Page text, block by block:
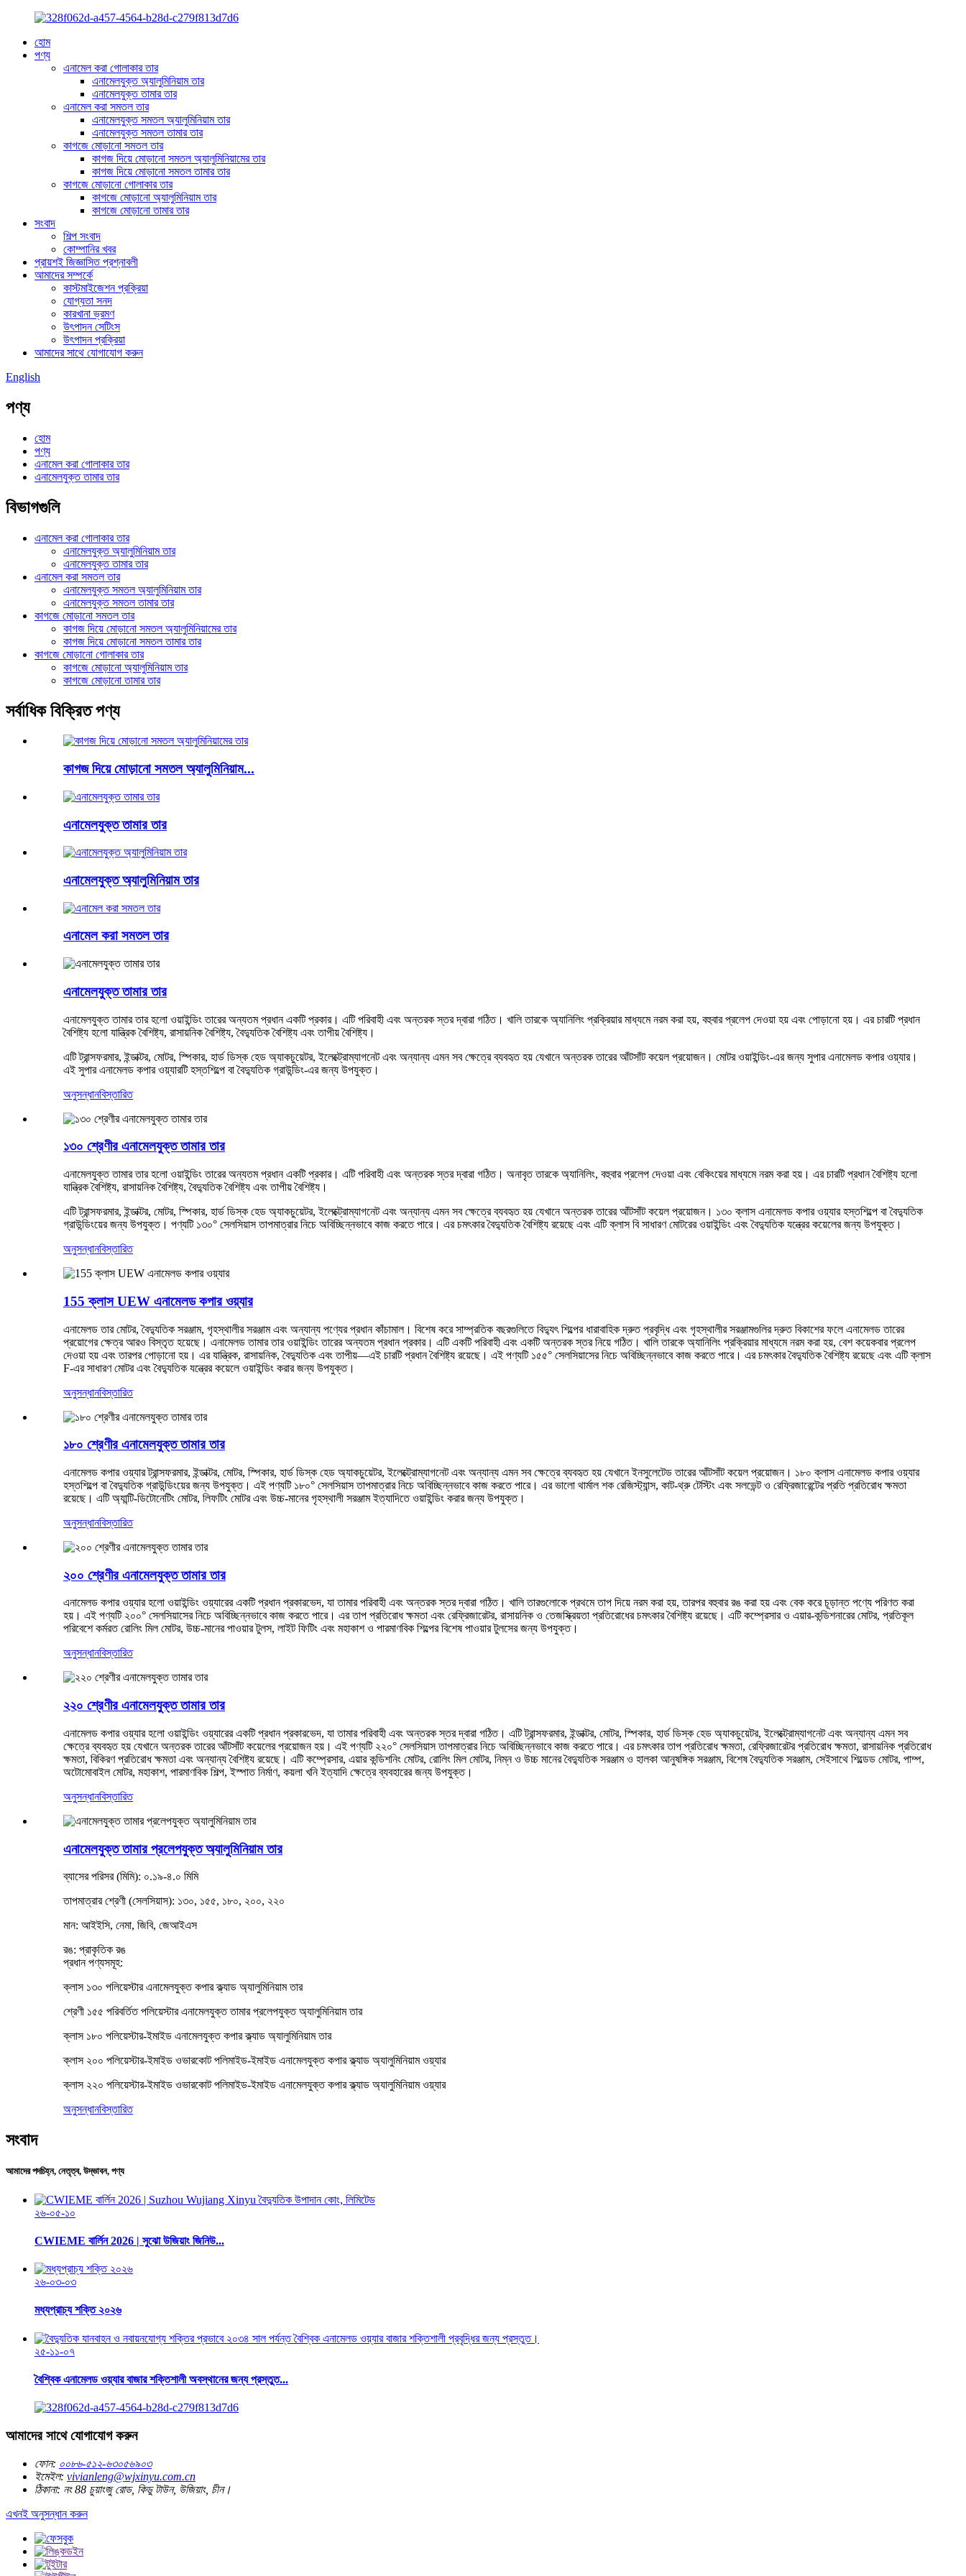
হোম
পণ্য
এনামেল করা গোলাকার তার
এনামেলযুক্ত অ্যালুমিনিয়াম তার
এনামেলযুক্ত তামার তার
এনামেল করা সমতল তার
এনামেলযুক্ত সমতল অ্যালুমিনিয়াম তার
এনামেলযুক্ত সমতল তামার তার
কাগজে মোড়ানো সমতল তার
কাগজ দিয়ে মোড়ানো সমতল অ্যালুমিনিয়ামের তার
কাগজ দিয়ে মোড়ানো সমতল তামার তার
কাগজে মোড়ানো গোলাকার তার
কাগজে মোড়ানো অ্যালুমিনিয়াম তার
কাগজে মোড়ানো তামার তার
সংবাদ
শিল্প সংবাদ
কোম্পানির খবর
প্রায়শই জিজ্ঞাসিত প্রশ্নাবলী
আমাদের সম্পর্কে
কাস্টমাইজেশন প্রক্রিয়া
যোগ্যতা সনদ
কারখানা ভ্রমণ
উৎপাদন সেটিংস
উৎপাদন প্রক্রিয়া
আমাদের সাথে যোগাযোগ করুন
English
পণ্য
হোম
পণ্য
এনামেল করা গোলাকার তার
এনামেলযুক্ত তামার তার
বিভাগগুলি
এনামেল করা গোলাকার তার
এনামেলযুক্ত অ্যালুমিনিয়াম তার
এনামেলযুক্ত তামার তার
এনামেল করা সমতল তার
এনামেলযুক্ত সমতল অ্যালুমিনিয়াম তার
এনামেলযুক্ত সমতল তামার তার
কাগজে মোড়ানো সমতল তার
কাগজ দিয়ে মোড়ানো সমতল অ্যালুমিনিয়ামের তার
কাগজ দিয়ে মোড়ানো সমতল তামার তার
কাগজে মোড়ানো গোলাকার তার
কাগজে মোড়ানো অ্যালুমিনিয়াম তার
কাগজে মোড়ানো তামার তার
সর্বাধিক বিক্রিত পণ্য
কাগজ দিয়ে মোড়ানো সমতল অ্যালুমিনিয়াম...
এনামেলযুক্ত তামার তার
এনামেলযুক্ত অ্যালুমিনিয়াম তার
এনামেল করা সমতল তার
এনামেলযুক্ত তামার তার
এনামেলযুক্ত তামার তার হলো ওয়াইন্ডিং তারের অন্যতম প্রধান একটি প্রকার। এটি পরিবাহী এবং অন্তরক স্তর দ্বারা গঠিত। খালি তারকে অ্যানিলিং প্রক্রিয়ার মাধ্যমে নরম করা হয়, বহুবার প্রলেপ দেওয়া হয় এবং পোড়ানো হয়। এর চারটি প্রধান
বৈশিষ্ট্য হলো যান্ত্রিক বৈশিষ্ট্য, রাসায়নিক বৈশিষ্ট্য, বৈদ্যুতিক বৈশিষ্ট্য এবং তাপীয় বৈশিষ্ট্য।
এটি ট্রান্সফরমার, ইন্ডাক্টর, মোটর, স্পিকার, হার্ড ডিস্ক হেড অ্যাকচুয়েটর, ইলেক্ট্রোম্যাগনেট এবং অন্যান্য এমন সব ক্ষেত্রে ব্যবহৃত হয় যেখানে অন্তরক তারের আঁটসাঁট কয়েল প্রয়োজন। মোটর ওয়াইন্ডিং-এর জন্য সুপার এনামেলড কপার ওয়্যার।
এই সুপার এনামেলড কপার ওয়্যারটি হস্তশিল্পে বা বৈদ্যুতিক গ্রাউন্ডিং-এর জন্য উপযুক্ত।
অনুসন্ধানবিস্তারিত
১৩০ শ্রেণীর এনামেলযুক্ত তামার তার
এনামেলযুক্ত তামার তার হলো ওয়াইন্ডিং তারের অন্যতম প্রধান একটি প্রকার। এটি পরিবাহী এবং অন্তরক স্তর দ্বারা গঠিত। অনাবৃত তারকে অ্যানিলিং, বহুবার প্রলেপ দেওয়া এবং বেকিংয়ের মাধ্যমে নরম করা হয়। এর চারটি প্রধান বৈশিষ্ট্য হলো
যান্ত্রিক বৈশিষ্ট্য, রাসায়নিক বৈশিষ্ট্য, বৈদ্যুতিক বৈশিষ্ট্য এবং তাপীয় বৈশিষ্ট্য।
এটি ট্রান্সফরমার, ইন্ডাক্টর, মোটর, স্পিকার, হার্ড ডিস্ক হেড অ্যাকচুয়েটর, ইলেক্ট্রোম্যাগনেট এবং অন্যান্য এমন সব ক্ষেত্রে ব্যবহৃত হয় যেখানে অন্তরক তারের আঁটসাঁট কয়েল প্রয়োজন। ১৩০ ক্লাস এনামেলড কপার ওয়্যার হস্তশিল্পে বা বৈদ্যুতিক
গ্রাউন্ডিংয়ের জন্য উপযুক্ত। পণ্যটি ১৩০° সেলসিয়াস তাপমাত্রার নিচে অবিচ্ছিন্নভাবে কাজ করতে পারে। এর চমৎকার বৈদ্যুতিক বৈশিষ্ট্য রয়েছে এবং এটি ক্লাস বি সাধারণ মোটরের ওয়াইন্ডিং এবং বৈদ্যুতিক যন্ত্রের কয়েলের জন্য উপযুক্ত।
অনুসন্ধানবিস্তারিত
155 ক্লাস UEW এনামেলড কপার ওয়্যার
এনামেলড তার মোটর, বৈদ্যুতিক সরঞ্জাম, গৃহস্থালীর সরঞ্জাম এবং অন্যান্য পণ্যের প্রধান কাঁচামাল। বিশেষ করে সাম্প্রতিক বছরগুলিতে বিদ্যুৎ শিল্পের ধারাবাহিক দ্রুত প্রবৃদ্ধি এবং গৃহস্থালীর সরঞ্জামগুলির দ্রুত বিকাশের ফলে এনামেলড তারের
প্রয়োগের ক্ষেত্র আরও বিস্তৃত হয়েছে। এনামেলড তামার তার ওয়াইন্ডিং তারের অন্যতম প্রধান প্রকার। এটি একটি পরিবাহী এবং একটি অন্তরক স্তর নিয়ে গঠিত। খালি তারকে অ্যানিলিং প্রক্রিয়ার মাধ্যমে নরম করা হয়, বেশ কয়েকবার প্রলেপ
দেওয়া হয় এবং তারপর পোড়ানো হয়। এর যান্ত্রিক, রাসায়নিক, বৈদ্যুতিক এবং তাপীয়—এই চারটি প্রধান বৈশিষ্ট্য রয়েছে। এই পণ্যটি ১৫৫° সেলসিয়াসের নিচে অবিচ্ছিন্নভাবে কাজ করতে পারে। এর চমৎকার বৈদ্যুতিক বৈশিষ্ট্য রয়েছে এবং এটি ক্লাস
F-এর সাধারণ মোটর এবং বৈদ্যুতিক যন্ত্রের কয়েলে ওয়াইন্ডিং করার জন্য উপযুক্ত।
অনুসন্ধানবিস্তারিত
১৮০ শ্রেণীর এনামেলযুক্ত তামার তার
এনামেলড কপার ওয়্যার ট্রান্সফরমার, ইন্ডাক্টর, মোটর, স্পিকার, হার্ড ডিস্ক হেড অ্যাকচুয়েটর, ইলেক্ট্রোম্যাগনেট এবং অন্যান্য এমন সব ক্ষেত্রে ব্যবহৃত হয় যেখানে ইনসুলেটেড তারের আঁটসাঁট কয়েল প্রয়োজন। ১৮০ ক্লাস এনামেলড কপার ওয়্যার
হস্তশিল্পে বা বৈদ্যুতিক গ্রাউন্ডিংয়ের জন্য উপযুক্ত। এই পণ্যটি ১৮০° সেলসিয়াস তাপমাত্রার নিচে অবিচ্ছিন্নভাবে কাজ করতে পারে। এর ভালো থার্মাল শক রেজিস্ট্যান্স, কাট-থ্রু টেস্টিং এবং সলভেন্ট ও রেফ্রিজারেন্টের প্রতি প্রতিরোধ ক্ষমতা
রয়েছে। এটি অ্যান্টি-ডিটোনেটিং মোটর, লিফটিং মোটর এবং উচ্চ-মানের গৃহস্থালী সরঞ্জাম ইত্যাদিতে ওয়াইন্ডিং করার জন্য উপযুক্ত।
অনুসন্ধানবিস্তারিত
২০০ শ্রেণীর এনামেলযুক্ত তামার তার
এনামেলড কপার ওয়্যার হলো ওয়াইন্ডিং ওয়্যারের একটি প্রধান প্রকারভেদ, যা তামার পরিবাহী এবং অন্তরক স্তর দ্বারা গঠিত। খালি তারগুলোকে প্রথমে তাপ দিয়ে নরম করা হয়, তারপর বহুবার রঙ করা হয় এবং বেক করে চূড়ান্ত পণ্যে পরিণত করা
হয়। এই পণ্যটি ২০০° সেলসিয়াসের নিচে অবিচ্ছিন্নভাবে কাজ করতে পারে। এর তাপ প্রতিরোধ ক্ষমতা এবং রেফ্রিজারেটর, রাসায়নিক ও তেজস্ক্রিয়তা প্রতিরোধের চমৎকার বৈশিষ্ট্য রয়েছে। এটি কম্প্রেসার ও এয়ার-কন্ডিশনারের মোটর, প্রতিকূল
পরিবেশে কর্মরত রোলিং মিল মোটর, উচ্চ-মানের পাওয়ার টুলস, লাইট ফিটিং এবং মহাকাশ ও পারমাণবিক শিল্পের বিশেষ পাওয়ার টুলসের জন্য উপযুক্ত।
অনুসন্ধানবিস্তারিত
২২০ শ্রেণীর এনামেলযুক্ত তামার তার
এনামেলড কপার ওয়্যার হলো ওয়াইন্ডিং ওয়্যারের একটি প্রধান প্রকারভেদ, যা তামার পরিবাহী এবং অন্তরক স্তর দ্বারা গঠিত। এটি ট্রান্সফরমার, ইন্ডাক্টর, মোটর, স্পিকার, হার্ড ডিস্ক হেড অ্যাকচুয়েটর, ইলেক্ট্রোম্যাগনেট এবং অন্যান্য এমন সব
ক্ষেত্রে ব্যবহৃত হয় যেখানে অন্তরক তারের আঁটসাঁট কয়েলের প্রয়োজন হয়। এই পণ্যটি ২২০° সেলসিয়াস তাপমাত্রার নিচে অবিচ্ছিন্নভাবে কাজ করতে পারে। এর চমৎকার তাপ প্রতিরোধ ক্ষমতা, রেফ্রিজারেটর প্রতিরোধ ক্ষমতা, রাসায়নিক প্রতিরোধ
ক্ষমতা, বিকিরণ প্রতিরোধ ক্ষমতা এবং অন্যান্য বৈশিষ্ট্য রয়েছে। এটি কম্প্রেসার, এয়ার কন্ডিশনিং মোটর, রোলিং মিল মোটর, নিম্ন ও উচ্চ মানের বৈদ্যুতিক সরঞ্জাম ও হালকা আনুষঙ্গিক সরঞ্জাম, বিশেষ বৈদ্যুতিক সরঞ্জাম, সেইসাথে শিল্ডেড মোটর, পাম্প,
অটোমোবাইল মোটর, মহাকাশ, পারমাণবিক শিল্প, ইস্পাত নির্মাণ, কয়লা খনি ইত্যাদি ক্ষেত্রে ব্যবহারের জন্য উপযুক্ত।
অনুসন্ধানবিস্তারিত
এনামেলযুক্ত তামার প্রলেপযুক্ত অ্যালুমিনিয়াম তার
ব্যাসের পরিসর (মিমি): ০.১৯-৪.০ মিমি
তাপমাত্রার শ্রেণী (সেলসিয়াস): ১৩০, ১৫৫, ১৮০, ২০০, ২২০
মান: আইইসি, নেমা, জিবি, জেআইএস
রঙ: প্রাকৃতিক রঙ
প্রধান পণ্যসমূহ:
ক্লাস ১৩০ পলিয়েস্টার এনামেলযুক্ত কপার ক্ল্যাড অ্যালুমিনিয়াম তার
শ্রেণী ১৫৫ পরিবর্তিত পলিয়েস্টার এনামেলযুক্ত তামার প্রলেপযুক্ত অ্যালুমিনিয়াম তার
ক্লাস ১৮০ পলিয়েস্টার-ইমাইড এনামেলযুক্ত কপার ক্ল্যাড অ্যালুমিনিয়াম তার
ক্লাস ২০০ পলিয়েস্টার-ইমাইড ওভারকোট পলিমাইড-ইমাইড এনামেলযুক্ত কপার ক্ল্যাড অ্যালুমিনিয়াম ওয়্যার
ক্লাস ২২০ পলিয়েস্টার-ইমাইড ওভারকোট পলিমাইড-ইমাইড এনামেলযুক্ত কপার ক্ল্যাড অ্যালুমিনিয়াম ওয়্যার
অনুসন্ধানবিস্তারিত
সংবাদ
আমাদের পদচিহ্ন, নেতৃত্ব, উদ্ভাবন, পণ্য
২৬-০৫-১০
CWIEME বার্লিন 2026 | সুঝো উজিয়াং জিনিউ...
২৬-০৩-০৩
মধ্যপ্রাচ্য শক্তি ২০২৬
২৫-১১-০৭
বৈশ্বিক এনামেলড ওয়্যার বাজার শক্তিশালী অবস্থানের জন্য প্রস্তুত...
আমাদের সাথে যোগাযোগ করুন
ফোন: ০০৮৬-৫১২-৬৩০৫৬৯০৩
ইমেইল: vivianleng@wjxinyu.com.cn
ঠিকানা: নং 88 চুয়াংজু রোড, কিডু টাউন, উজিয়াং, চীন।
এখনই অনুসন্ধান করুন